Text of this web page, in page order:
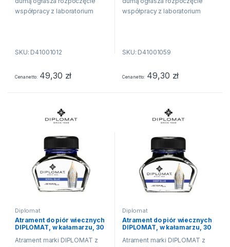
współpracy z laboratorium
atramentu jest tradycją w...
SKU: D41001012
Cena netto 49,30 zł
współpracy z laboratorium
atramentu jest tradycją w...
SKU: D41001059
Cena netto 49,30 zł
Diplomat
Atrament do piór wiecznych
DIPLOMAT, w kałamarzu, 30
Atrament marki DIPLOMAT z
Diplomat
Atrament do piór wiecznych
DIPLOMAT, w kałamarzu, 30
Atrament marki DIPLOMAT z